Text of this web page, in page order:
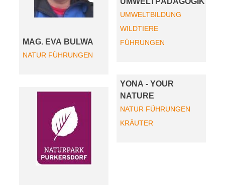
MAG. EVA BULWA
NATUR FÜHRUNGEN
UMWELTBILDUNG
WILDTIERE
FÜHRUNGEN
YONA - YOUR
NATURE
NATUR FÜHRUNGEN
KRÄUTER